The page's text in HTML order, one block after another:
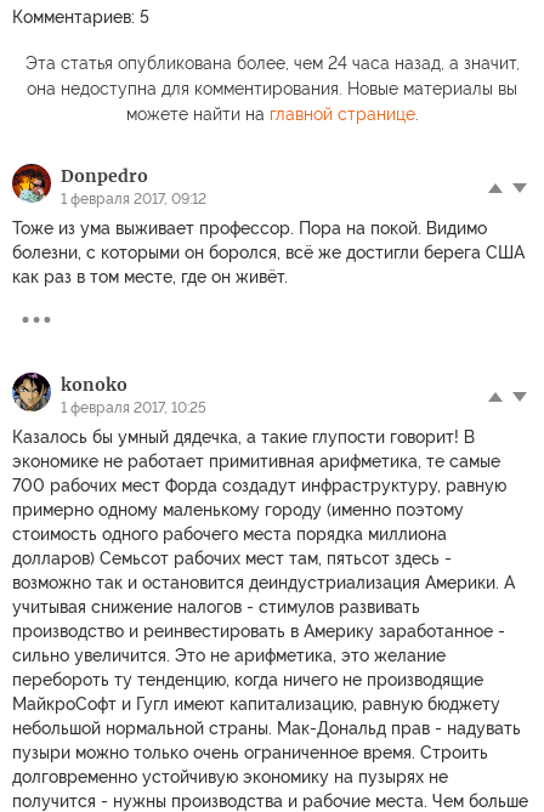
Комментариев: 5
Эта статья опубликована более, чем 24 часа назад, а значит,
она недоступна для комментирования. Новые материалы вы
можете найти на главной странице.
Donpedro
1 февраля 2017, 09:12
Тоже из ума выживает профессор. Пора на покой. Видимо
болезни, с которыми он боролся, всё же достигли берега США
как раз в том месте, где он живёт.
konoko
1 февраля 2017, 10:25
Казалось бы умный дядечка, а такие глупости говорит! В
экономике не работает примитивная арифметика, те самые
700 рабочих мест Форда создадут инфраструктуру, равную
примерно одному маленькому городу (именно поэтому
стоимость одного рабочего места порядка миллиона
долларов) Семьсот рабочих мест там, пятьсот здесь -
возможно так и остановится деиндустриализация Америки. А
учитывая снижение налогов - стимулов развивать
производство и реинвестировать в Америку заработанное -
сильно увеличится. Это не арифметика, это желание
перебороть ту тенденцию, когда ничего не производящие
МайкроСофт и Гугл имеют капитализацию, равную бюджету
небольшой нормальной страны. Мак-Дональд прав - надувать
пузыри можно только очень ограниченное время. Строить
долговременно устойчивую экономику на пузырях не
получится - нужны производства и рабочие места. Чем больше